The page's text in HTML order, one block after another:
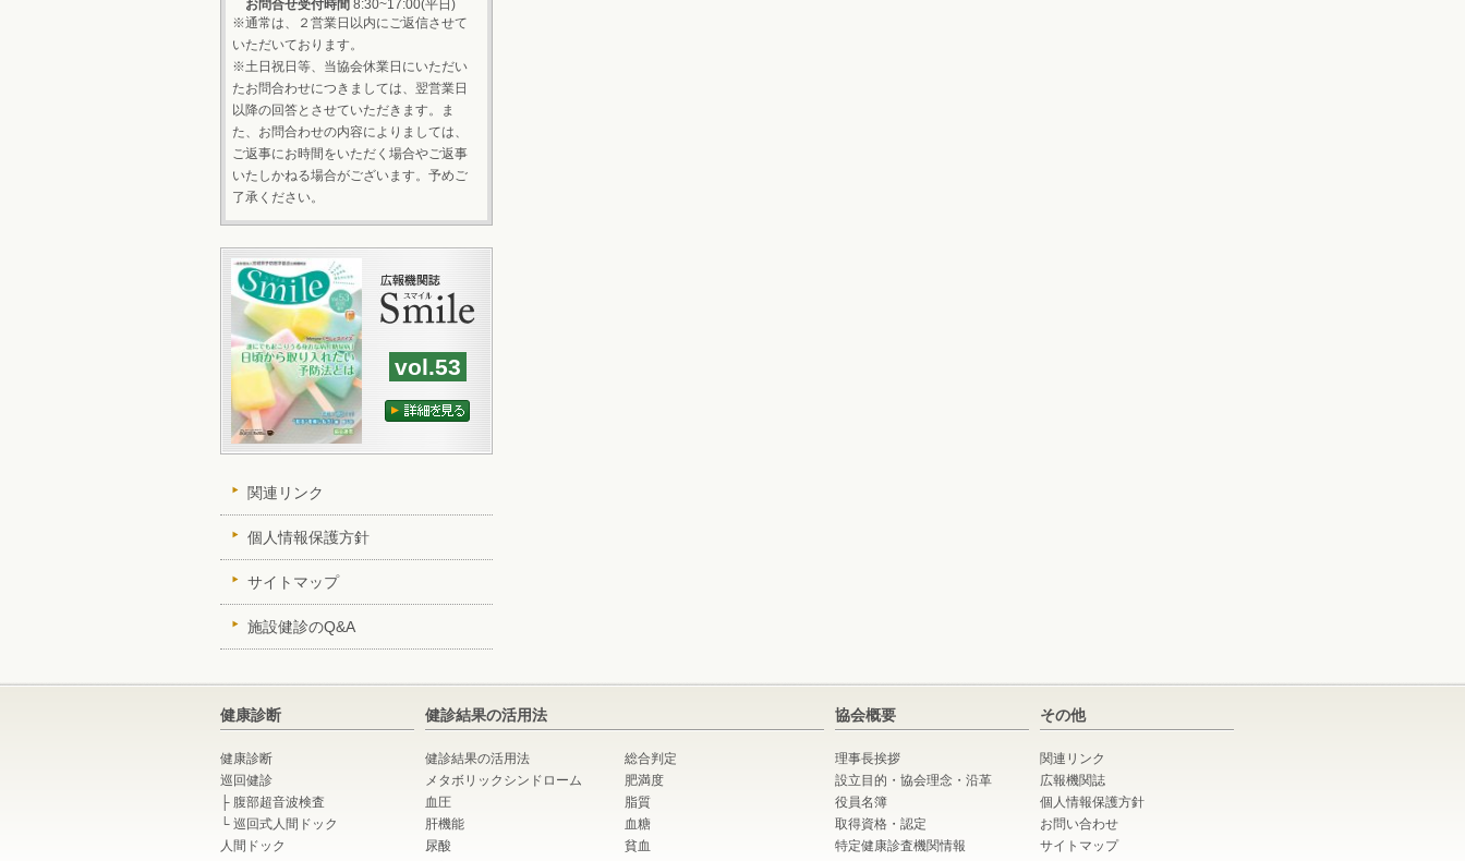
お問合せ受付時間 8:30~17:00(平日)
※通常は、２営業日以内にご返信させて
いただいております。
※土日祝日等、当協会休業日にいただい
たお問合わせにつきましては、翌営業日
以降の回答とさせていただきます。ま
た、お問合わせの内容によりましては、
ご返事にお時間をいただく場合やご返事
いたしかねる場合がございます。予めご
了承ください。
vol.53
関連リンク
個人情報保護方針
サイトマップ
施設健診のQ&A
健康診断
健康診断
巡回健診
├ 腹部超音波検査
└ 巡回式人間ドック
人間ドック
健診結果の活用法
健診結果の活用法
総合判定
メタボリックシンドローム
肥満度
血圧
脂質
肝機能
血糖
尿酸
貧血
協会概要
理事長挨拶
設立目的・協会理念・沿革
役員名簿
取得資格・認定
特定健康診査機関情報
その他
関連リンク
広報機関誌
個人情報保護方針
お問い合わせ
サイトマップ